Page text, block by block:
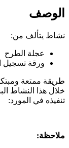
الوصف
نشاط يتألف من:
عجلة الطرح
ورقة تسجيل
طريقة ممتعة
خلال هذا النشاط
تنفيذه في المورد:
ملاحظة: